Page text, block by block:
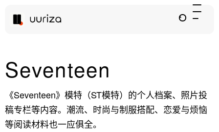
Seventeen
《Seventeen》模特（ST模特）的个人档案、照片投
稿专栏等内容。潮流、时尚与制服搭配、恋爱与烦恼
等阅读材料也一应俱全。